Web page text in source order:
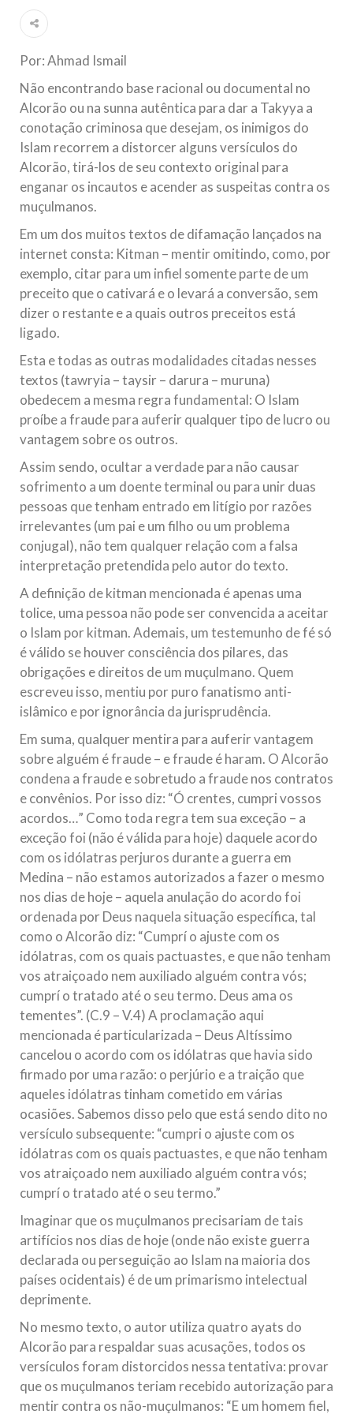
Islâmico no Brasil parabeniza a nação islâmica pela chegada
no ano novo muçulmano de 1435 Hejrita. Desejamos a
todos os irmãos e irmãs um novo
10 DE NOVEMBRO DE 2013
Falecimento do Imam Ali Ibn Al-Hussein
(A.S.)
Em nome de Deus, o Clemente, o Misericordioso! Diante da
muçulmanos, o Imam Ali Ibn Al-Hussein Ibn Ali Ibn Abi Táleb
(A.S.), conhecido por “Zein Al-Ábidin” (Formosura
3 DE JULHO DE 2014
Centro Islâmico no Brasil recebe o ex-
ministro das Relações Exteriores da
República Islâmica do Irã
Na noite da quinta-feira, 03 de Abril, o Centro Islâmico no
Brasil recebeu em sua sede, em São Paulo, o ex-ministro das
Relações Exteriores da República Islâmica do Irã, Sr. Kamal
Por: Ahmad Ismail
Não encontrando base racional ou documental no
Alcorão ou na sunna autêntica para dar a Takyya a
conotação criminosa que desejam, os inimigos do
Islam recorrem a distorcer alguns versículos do
Alcorão, tirá-los de seu contexto original para
enganar os incautos e acender as suspeitas contra os
muçulmanos.
Em um dos muitos textos de difamação lançados na
internet consta: Kitman – mentir omitindo, como, por
exemplo, citar para um infiel somente parte de um
preceito que o cativará e o levará a conversão, sem
dizer o restante e a quais outros preceitos está
ligado.
Esta e todas as outras modalidades citadas nesses
textos (tawryia – taysir – darura – muruna)
obedecem a mesma regra fundamental: O Islam
proíbe a fraude para auferir qualquer tipo de lucro ou
vantagem sobre os outros.
Assim sendo, ocultar a verdade para não causar
sofrimento a um doente terminal ou para unir duas
pessoas que tenham entrado em litígio por razões
irrelevantes (um pai e um filho ou um problema
conjugal), não tem qualquer relação com a falsa
interpretação pretendida pelo autor do texto.
A definição de kitman mencionada é apenas uma
tolice, uma pessoa não pode ser convencida a aceitar
o Islam por kitman. Ademais, um testemunho de fé só
é válido se houver consciência dos pilares, das
obrigações e direitos de um muçulmano. Quem
escreveu isso, mentiu por puro fanatismo anti-
islâmico e por ignorância da jurisprudência.
Em suma, qualquer mentira para auferir vantagem
sobre alguém é fraude – e fraude é haram. O Alcorão
condena a fraude e sobretudo a fraude nos contratos
e convênios. Por isso diz: “Ó crentes, cumpri vossos
acordos…” Como toda regra tem sua exceção – a
exceção foi (não é válida para hoje) daquele acordo
com os idólatras perjuros durante a guerra em
Medina – não estamos autorizados a fazer o mesmo
nos dias de hoje – aquela anulação do acordo foi
ordenada por Deus naquela situação específica, tal
como o Alcorão diz: “Cumprí o ajuste com os
idólatras, com os quais pactuastes, e que não tenham
vos atraiçoado nem auxiliado alguém contra vós;
cumprí o tratado até o seu termo. Deus ama os
tementes”. (C.9 – V.4) A proclamação aqui
mencionada é particularizada – Deus Altíssimo
cancelou o acordo com os idólatras que havia sido
firmado por uma razão: o perjúrio e a traição que
aqueles idólatras tinham cometido em várias
ocasiões. Sabemos disso pelo que está sendo dito no
versículo subsequente: “cumpri o ajuste com os
idólatras com os quais pactuastes, e que não tenham
vos atraiçoado nem auxiliado alguém contra vós;
cumprí o tratado até o seu termo.”
Imaginar que os muçulmanos precisariam de tais
artifícios nos dias de hoje (onde não existe guerra
declarada ou perseguição ao Islam na maioria dos
países ocidentais) é de um primarismo intelectual
deprimente.
No mesmo texto, o autor utiliza quatro ayats do
Alcorão para respaldar suas acusações, todos os
versículos foram distorcidos nessa tentativa: provar
que os muçulmanos teriam recebido autorização para
mentir contra os não-muçulmanos: “E um homem fiel,